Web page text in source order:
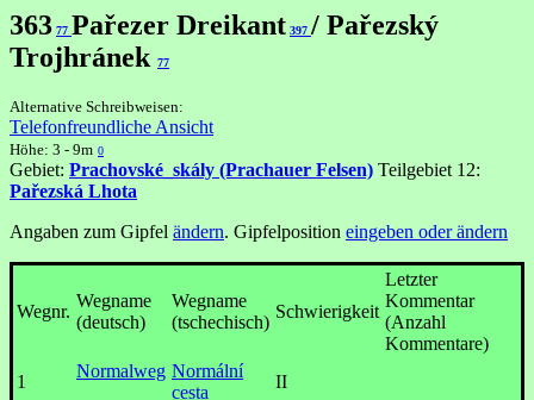
363 77 Pařezer Dreikant 397 / Pařezský
Trojhránek 77
Alternative Schreibweisen:
Telefonfreundliche Ansicht
Höhe: 3 - 9m 0
Gebiet: Prachovské_skály (Prachauer Felsen) Teilgebiet 12:
Pařezská Lhota
Angaben zum Gipfel ändern. Gipfelposition eingeben oder ändern
Wegnr.
Wegname
(deutsch)
Wegname
(tschechisch)
Schwierigkeit
Letzter
Kommentar
(Anzahl
Kommentare)
1
Normalweg Normální
cesta
II